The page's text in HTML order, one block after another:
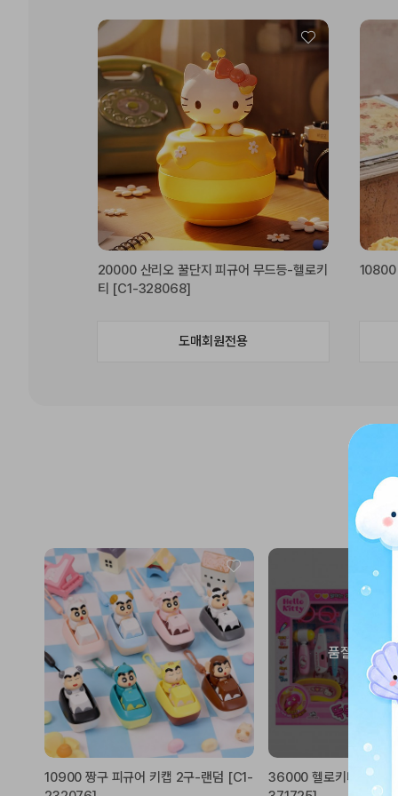
20000 산리오 꿀단지 피규어 무드등-헬로키
티 [C1-328068]
도매회원전용
10800
10900 짱구 피규어 키캡 2구-랜덤 [C1-
품절상품입
36000 헬로키티 똑똑